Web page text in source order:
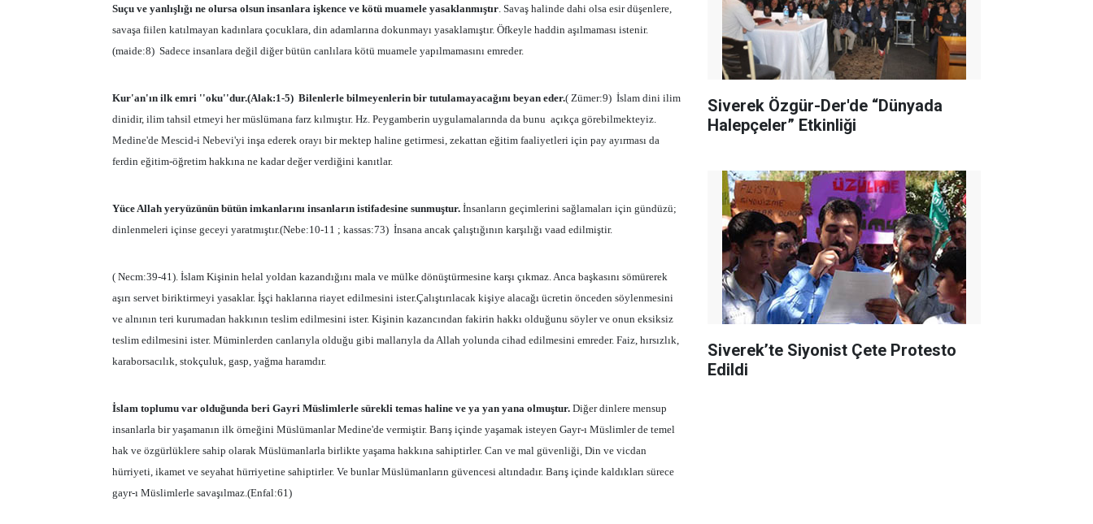
Suçu ve yanlışlığı ne olursa olsun insanlara işkence ve kötü muamele yasaklanmıştır . Savaş halinde dahi olsa esir düşenlere,
savaşa fiilen katılmayan kadınlara çocuklara, din adamlarına dokunmayı yasaklamıştır. Öfkeyle haddin aşılmaması istenir.
(maide:8) Sadece insanlara değil diğer bütün canlılara kötü muamele yapılmamasını emreder.
Kur'an'ın ilk emri ''oku''dur.(Alak:1-5) Bilenlerle bilmeyenlerin bir tutulamayacağını beyan eder.( Zümer:9) İslam dini ilim
dinidir, ilim tahsil etmeyi her müslümana farz kılmıştır. Hz. Peygamberin uygulamalarında da bunu açıkça görebilmekteyiz.
Medine'de Mescid-i Nebevi'yi inşa ederek orayı bir mektep haline getirmesi, zekattan eğitim faaliyetleri için pay ayırması da
ferdin eğitim-öğretim hakkına ne kadar değer verdiğini kanıtlar.
Yüce Allah yeryüzünün bütün imkanlarını insanların istifadesine sunmuştur. İnsanların geçimlerini sağlamaları için gündüzü;
dinlenmeleri içinse geceyi yaratmıştır.(Nebe:10-11 ; kassas:73) İnsana ancak çalıştığının karşılığı vaad edilmiştir.
( Necm:39-41). İslam Kişinin helal yoldan kazandığını mala ve mülke dönüştürmesine karşı çıkmaz. Anca başkasını sömürerek
aşırı servet biriktirmeyi yasaklar. İşçi haklarına riayet edilmesini ister.Çalıştırılacak kişiye alacağı ücretin önceden söylenmesini
ve alnının teri kurumadan hakkının teslim edilmesini ister. Kişinin kazancından fakirin hakkı olduğunu söyler ve onun eksiksiz
teslim edilmesini ister. Müminlerden canlarıyla olduğu gibi mallarıyla da Allah yolunda cihad edilmesini emreder. Faiz, hırsızlık,
karaborsacılık, stokçuluk, gasp, yağma haramdır.
İslam toplumu var olduğunda beri Gayri Müslimlerle sürekli temas haline ve ya yan yana olmuştur. Diğer dinlere mensup
insanlarla bir yaşamanın ilk örneğini Müslümanlar Medine'de vermiştir. Barış içinde yaşamak isteyen Gayr-ı Müslimler de temel
hak ve özgürlüklere sahip olarak Müslümanlarla birlikte yaşama hakkına sahiptirler. Can ve mal güvenliği, Din ve vicdan
hürriyeti, ikamet ve seyahat hürriyetine sahiptirler. Ve bunlar Müslümanların güvencesi altındadır. Barış içinde kaldıkları sürece
gayr-ı Müslimlerle savaşılmaz.(Enfal:61)
Siverek Özgür-Der'de “Dünyada
Halepçeler” Etkinliği
Siverek’te Siyonist Çete Protesto
Edildi